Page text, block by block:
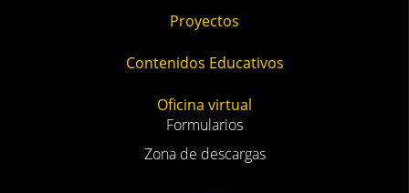
Proyectos
Contenidos Educativos
Oficina virtual
Formularios
Zona de descargas